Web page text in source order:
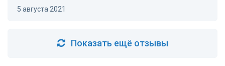
5 августа 2021
Показать ещё отзывы